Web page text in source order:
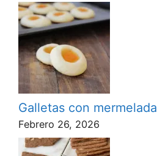
Galletas con mermelada
Febrero 26, 2026